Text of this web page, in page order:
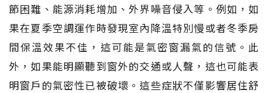
節困難、能源消耗增加、外界噪音侵入等。例如，如
果在夏季空調運作時發現室內降溫特別慢或者冬季房
間保溫效果不佳，這可能是氣密窗漏氣的信號。此
外，如果能明顯聽到窗外的交通或人聲，這也可能表
明窗戶的氣密性已被破壞。這些症狀不僅影響居住舒